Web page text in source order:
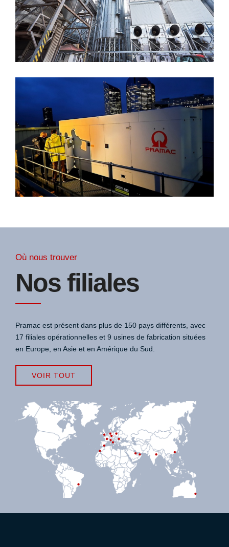
Où nous trouver
Nos filiales
Pramac est présent dans plus de 150 pays différents, avec
17 filiales opérationnelles et 9 usines de fabrication situées
en Europe, en Asie et en Amérique du Sud.
VOIR TOUT